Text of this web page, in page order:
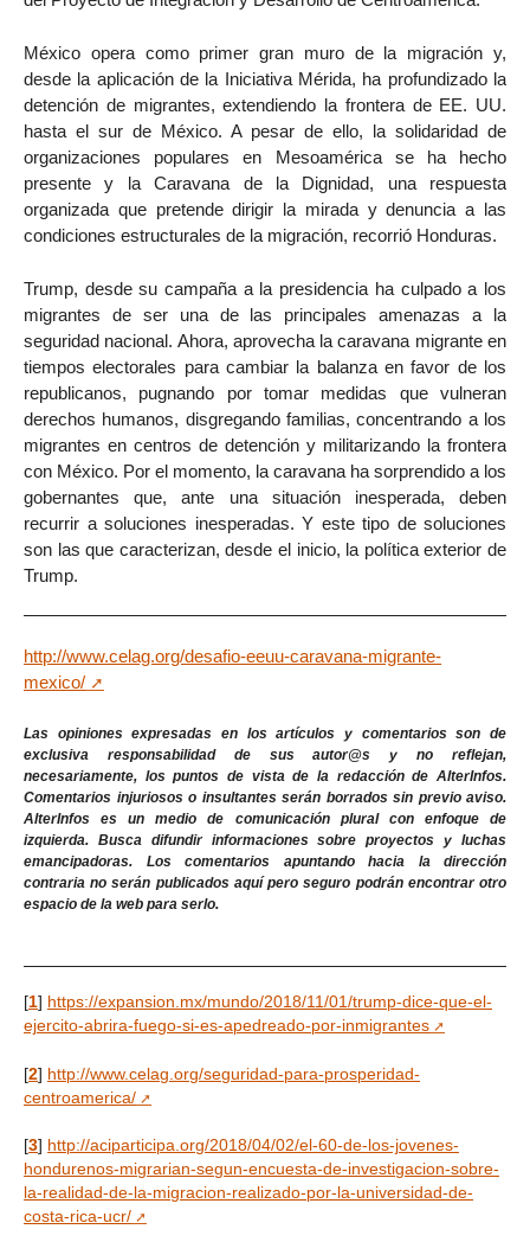
México opera como primer gran muro de la migración y,
desde la aplicación de la Iniciativa Mérida, ha profundizado la
detención de migrantes, extendiendo la frontera de EE. UU.
hasta el sur de México. A pesar de ello, la solidaridad de
organizaciones populares en Mesoamérica se ha hecho
presente y la Caravana de la Dignidad, una respuesta
organizada que pretende dirigir la mirada y denuncia a las
condiciones estructurales de la migración, recorrió Honduras.
Trump, desde su campaña a la presidencia ha culpado a los
migrantes de ser una de las principales amenazas a la
seguridad nacional. Ahora, aprovecha la caravana migrante en
tiempos electorales para cambiar la balanza en favor de los
republicanos, pugnando por tomar medidas que vulneran
derechos humanos, disgregando familias, concentrando a los
migrantes en centros de detención y militarizando la frontera
con México. Por el momento, la caravana ha sorprendido a los
gobernantes que, ante una situación inesperada, deben
recurrir a soluciones inesperadas. Y este tipo de soluciones
son las que caracterizan, desde el inicio, la política exterior de
Trump.
http://www.celag.org/desafio-eeuu-caravana-migrante-
mexico/
Las opiniones expresadas en los artículos y comentarios son de
exclusiva responsabilidad de sus autor@s y no reflejan,
necesariamente, los puntos de vista de la redacción de AlterInfos.
Comentarios injuriosos o insultantes serán borrados sin previo aviso.
AlterInfos es un medio de comunicación plural con enfoque de
izquierda. Busca difundir informaciones sobre proyectos y luchas
emancipadoras. Los comentarios apuntando hacia la dirección
contraria no serán publicados aquí pero seguro podrán encontrar otro
espacio de la web para serlo.
[1] https://expansion.mx/mundo/2018/11/01/trump-dice-que-el-
ejercito-abrira-fuego-si-es-apedreado-por-inmigrantes
[2] http://www.celag.org/seguridad-para-prosperidad-
centroamerica/
[3] http://aciparticipa.org/2018/04/02/el-60-de-los-jovenes-
hondurenos-migrarian-segun-encuesta-de-investigacion-sobre-
la-realidad-de-la-migracion-realizado-por-la-universidad-de-
costa-rica-ucr/